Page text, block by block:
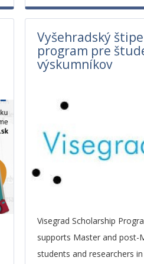
Vyšehradský
program pre
výskumníkov
Visegrad Scholarship
supports Master and post-
students and researchers